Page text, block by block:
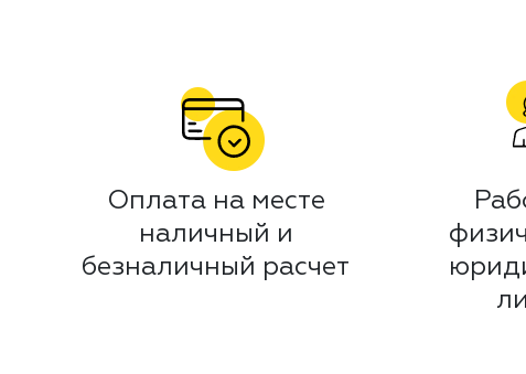
Оплата на месте
наличный и
безналичный расчет